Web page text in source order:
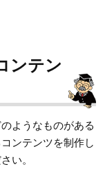
ンテン
ようなものがある
ンテンツを制作し
い。